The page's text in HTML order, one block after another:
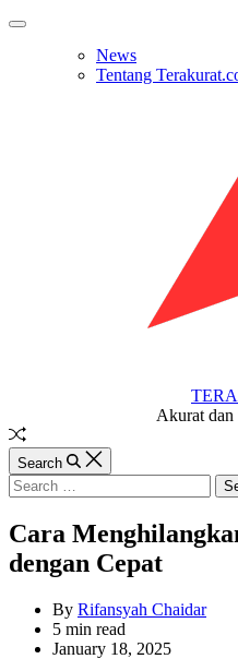
Skip
Off
News
Tentang
Akurat dan
Random
Article
Search
Search
for:
Cara
dengan Cepat
By Rifansyah Chaidar
Estimated
read
5 min read
January 18, 2025